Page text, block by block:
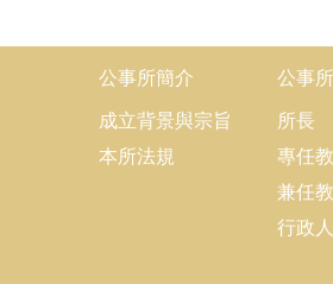
公事所簡介
成立背景與宗旨
本所法規
公事
所長
專任
兼任
行政